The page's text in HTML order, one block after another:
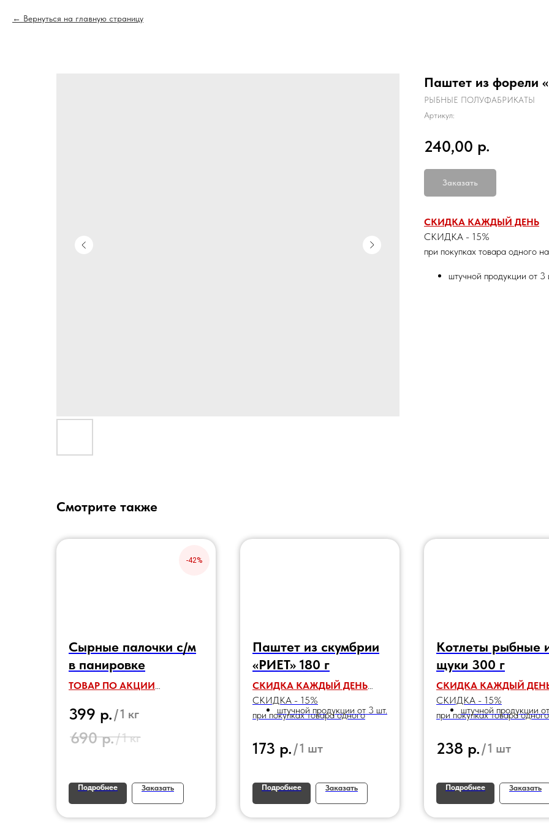
Вернуться на главную страницу
Паштет из форели
РЫБНЫЕ ПОЛУФАБРИКАТЫ
Артикул:
240,00 р.
Заказать
СКИДКА КАЖДЫЙ ДЕНЬ
СКИДКА - 15%
при покупках товара одного
штучной продукции от 3
Смотрите также
-42%
Сырные палочки с/м
в панировке
ТОВАР ПО АКЦИИ
399 р. /1 кг
690 р./1 кг
Подробнее Заказать
Паштет из скумбрии
«РИЕТ» 180 г
СКИДКА КАЖДЫЙ ДЕНЬ
СКИДКА - 15%
при покупках товара одного
штучной продукции от 3 шт.
173 р. /1 шт
Подробнее Заказать
Котлеты рыбные
щуки 300 г
СКИДКА КАЖДЫЙ
СКИДКА - 15%
при покупках товара одного
штучной продукции
238 р. /1 шт
Подробнее Заказать